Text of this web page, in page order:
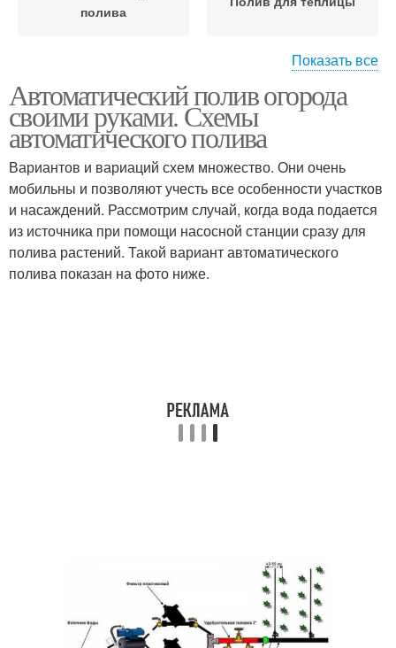
полива
Полив для сада Полив из бутылки
Полив на даче Полив для дачи
Показать все
Автоматический полив огорода
своими руками. Схемы
автоматического полива
Вариантов и вариаций схем множество. Они очень
мобильны и позволяют учесть все особенности участков
и насаждений. Рассмотрим случай, когда вода подается
из источника при помощи насосной станции сразу для
полива растений. Такой вариант автоматического
полива показан на фото ниже.